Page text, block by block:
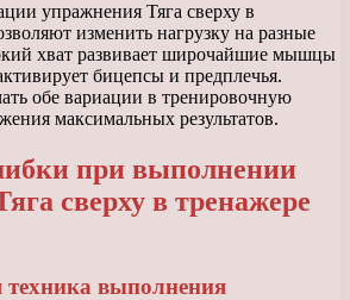
упражнения Тяга сверху в
изменить нагрузку на разные
хват развивает широчайшие мышцы
бицепсы и предплечья.
обе вариации в тренировочную
максимальных результатов.
при выполнении
сверху в тренажере
выполнения